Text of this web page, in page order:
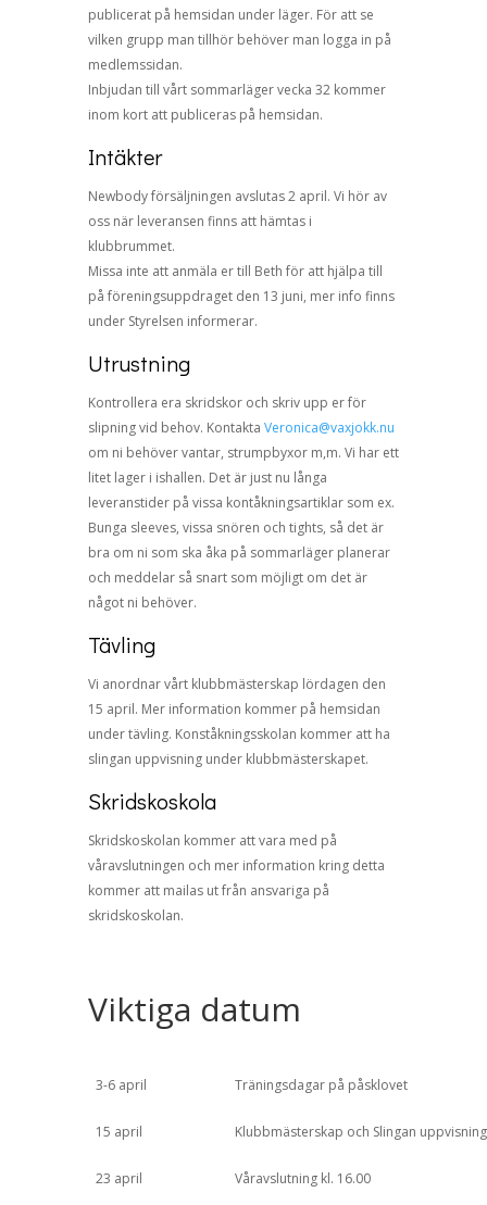
publicerat på hemsidan under läger. För att se
vilken grupp man tillhör behöver man logga in på
medlemssidan.
Inbjudan till vårt sommarläger vecka 32 kommer
inom kort att publiceras på hemsidan.
Intäkter
Newbody försäljningen avslutas 2 april. Vi hör av
oss när leveransen finns att hämtas i
klubbrummet.
Missa inte att anmäla er till Beth för att hjälpa till
på föreningsuppdraget den 13 juni, mer info finns
under Styrelsen informerar.
Utrustning
Kontrollera era skridskor och skriv upp er för
slipning vid behov. Kontakta Veronica@vaxjokk.nu
om ni behöver vantar, strumpbyxor m,m. Vi har ett
litet lager i ishallen. Det är just nu långa
leveranstider på vissa kontåkningsartiklar som ex.
Bunga sleeves, vissa snören och tights, så det är
bra om ni som ska åka på sommarläger planerar
och meddelar så snart som möjligt om det är
något ni behöver.
Tävling
Vi anordnar vårt klubbmästerskap lördagen den
15 april. Mer information kommer på hemsidan
under tävling. Konståkningsskolan kommer att ha
slingan uppvisning under klubbmästerskapet.
Skridskoskola
Skridskoskolan kommer att vara med på
våravslutningen och mer information kring detta
kommer att mailas ut från ansvariga på
skridskoskolan.
Viktiga datum
3-6 april Träningsdagar på påsklovet
15 april Klubbmästerskap och Slingan uppvisning
23 april Våravslutning kl. 16.00